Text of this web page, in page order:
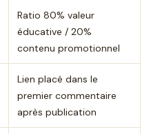
Ratio 80% valeur
éducative / 20%
contenu promotionnel
Lien placé dans le
premier commentaire
après publication